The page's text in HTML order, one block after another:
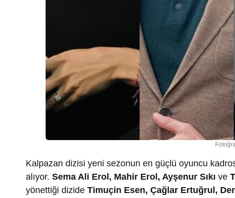
Kalpazan dizisi yeni sezonun en güçlü oyuncu
alıyor. Sema Ali Erol, Mahir Erol, Ayşenur Sıkı ve
yönettiği dizide Timuçin Esen, Çağlar Ertuğrul,